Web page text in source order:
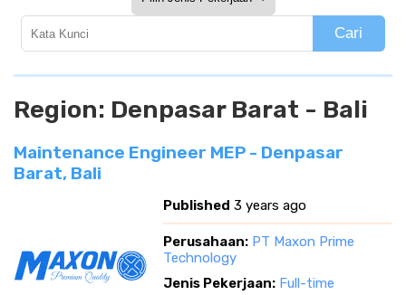
Cari
Region: Denpasar Barat - Bali
Maintenance Engineer MEP - Denpasar
Barat, Bali
Published 3 years ago
Perusahaan: PT Maxon Prime
Technology
Jenis Pekerjaan: Full-time